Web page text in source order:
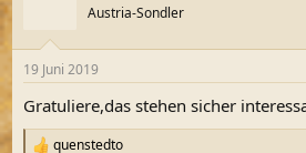
e
:
Austria-Sondler
19 Juni 2019
Gratuliere,das stehen sicher
quenstedto